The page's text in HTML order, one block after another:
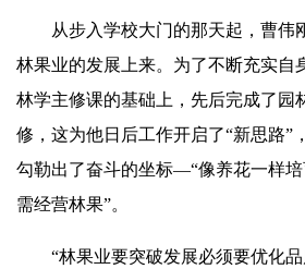
从步入学校大门的那天起，曹伟
林果业的发展上来。为了不断充实自
林学主修课的基础上，先后完成了园
修，这为他日后工作开启了“新思路”
勾勒出了奋斗的坐标—“像养花一样
需经营林果”。
“林果业要突破发展必须要优化